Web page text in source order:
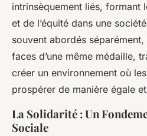
Jeanne• 11 novembre 2024 6
intrinsèquement liés,
et de l’équité dans une
souvent abordés
faces d’une même médaille,
créer un environnement où
prospérer de manière égale
La Solidarité : Un
Sociale